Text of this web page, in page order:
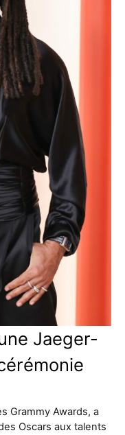
Jaeger-
Grammy Awards, a
Oscars aux talents